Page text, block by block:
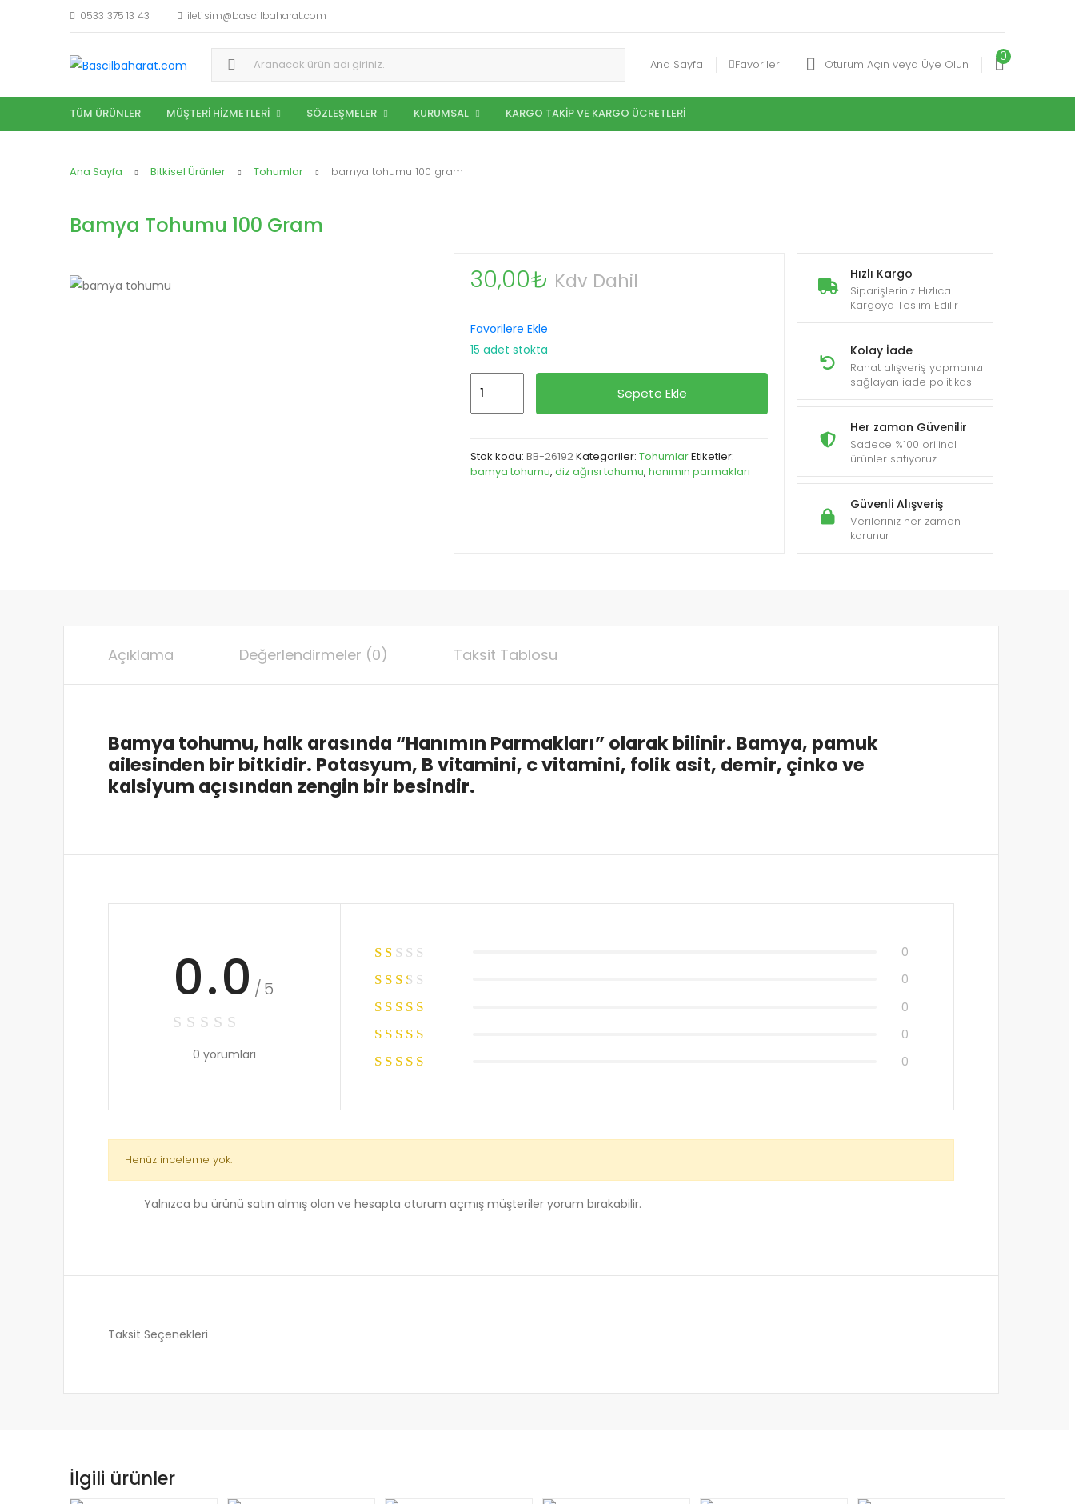
0533 375 13 43 iletisim@bascilbaharat.com
Aramak: Ana Sayfa Favoriler Oturum Açın veya Üye Olun
0
TÜM ÜRÜNLER MÜŞTERI HIZMETLERI SÖZLEŞMELER KURUMSAL KARGO TAKIP VE KARGO ÜCRETLERI
Ana Sayfa Bitkisel Ürünler Tohumlar bamya tohumu 100 gram
Bamya Tohumu 100 Gram
Hızlı Kargo
Siparişleriniz Hızlıca
Kargoya Teslim Edilir
Kolay İade
Rahat alışveriş yapmanızı
sağlayan iade politikası
Her zaman Güvenilir
Sadece %100 orijinal
ürünler satıyoruz
Güvenli Alışveriş
Verileriniz her zaman
korunur
30,00₺ Kdv Dahil
Favorilere Ekle
15 adet stokta
adet
Sepete Ekle
Stok kodu: BB-26192Kategoriler: TohumlarEtiketler:
bamya tohumu, diz ağrısı tohumu, hanımın parmakları
Açıklama Değerlendirmeler (0) Taksit Tablosu
Bamya tohumu, halk arasında “Hanımın Parmakları” olarak bilinir. Bamya, pamuk
ailesinden bir bitkidir. Potasyum, B vitamini, c vitamini, folik asit, demir, çinko ve
kalsiyum açısından zengin bir besindir.
0.0 /5
0 yorumları 0
0
0
0
0
Henüz inceleme yok.
Yalnızca bu ürünü satın almış olan ve hesapta oturum açmış müşteriler yorum bırakabilir.
Taksit Seçenekleri
İlgili ürünler